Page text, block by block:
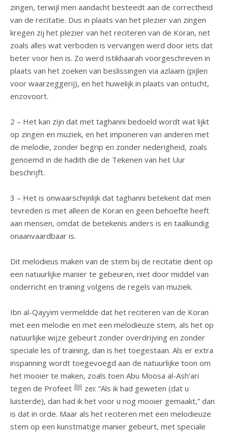
zingen, terwijl men aandacht besteedt aan de correctheid
van de recitatie. Dus in plaats van het plezier van zingen
kregen zij het plezier van het reciteren van de Koran, net
zoals alles wat verboden is vervangen werd door iets dat
beter voor hen is. Zo werd istikhaarah voorgeschreven in
plaats van het zoeken van beslissingen via azlaam (pijlen
voor waarzeggerij), en het huwelijk in plaats van ontucht,
enzovoort.
2 – Het kan zijn dat met taghanni bedoeld wordt wat lijkt
op zingen en muziek, en het imponeren van anderen met
de melodie, zonder begrip en zonder nederigheid, zoals
genoemd in de hadith die de Tekenen van het Uur
beschrijft.
3 – Het is onwaarschijnlijk dat taghanni betekent dat men
tevreden is met alleen de Koran en geen behoefte heeft
aan mensen, omdat de betekenis anders is en taalkundig
onaanvaardbaar is.
Dit melodieus maken van de stem bij de recitatie dient op
een natuurlijke manier te gebeuren, niet door middel van
onderricht en training volgens de regels van muziek.
Ibn al-Qayyim vermeldde dat het reciteren van de Koran
met een melodie en met een melodieuze stem, als het op
natuurlijke wijze gebeurt zonder overdrijving en zonder
speciale les of training, dan is het toegestaan. Als er extra
inspanning wordt toegevoegd aan de natuurlijke toon om
het mooier te maken, zoals toen Abu Moosa al-Ash’ari
tegen de Profeet ﷺ zei: “Als ik had geweten (dat u
luisterde), dan had ik het voor u nog mooier gemaakt,” dan
is dat in orde. Maar als het reciteren met een melodieuze
stem op een kunstmatige manier gebeurt, met speciale